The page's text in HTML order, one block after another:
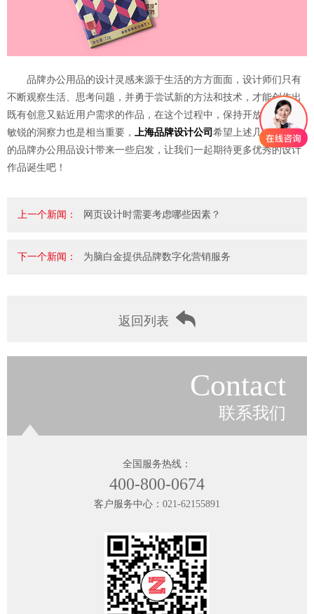
品牌办公用品的设计灵感来源于生活的方方面面，设计师们只有
不断观察生活、思考问题，并勇于尝试新的方法和技术，才能创作出
既有创意又贴近用户需求的作品，在这个过程中，保持开放的心态和
敏锐的洞察力也是相当重要，
上海品牌设计公司 希望上述几点能为您
的品牌办公用品设计带来一些启发，让我们一起期待更多优秀的设计
作品诞生吧！
上一个新闻： 网页设计时需要考虑哪些因素？
下一个新闻： 为脑白金提供品牌数字化营销服务
返回列表
Contact
联系我们
全国服务热线：
400-800-0674
客户服务中心： 021-62155891